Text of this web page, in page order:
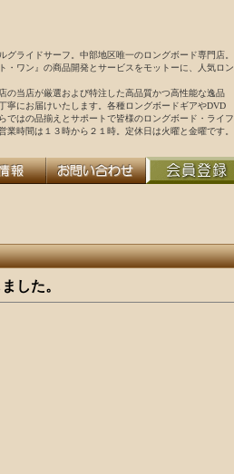
グライドサーフ。中部地区唯一のロングボード専門店。
・ワン』の商品開発とサービスをモットーに、人気ロン
の当店が厳選および特注した高品質かつ高性能な逸品
寧にお届けいたします。各種ロングボードギアやDVD
ではの品揃えとサポートで皆様のロングボード・ライフ
業時間は１３時から２１時。定休日は火曜と金曜です。
した。